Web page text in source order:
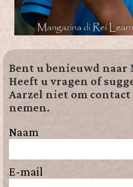
Bent u benieuwd naar
Heeft u vragen of
Aarzel niet om contact
nemen.
Naam
E-mail